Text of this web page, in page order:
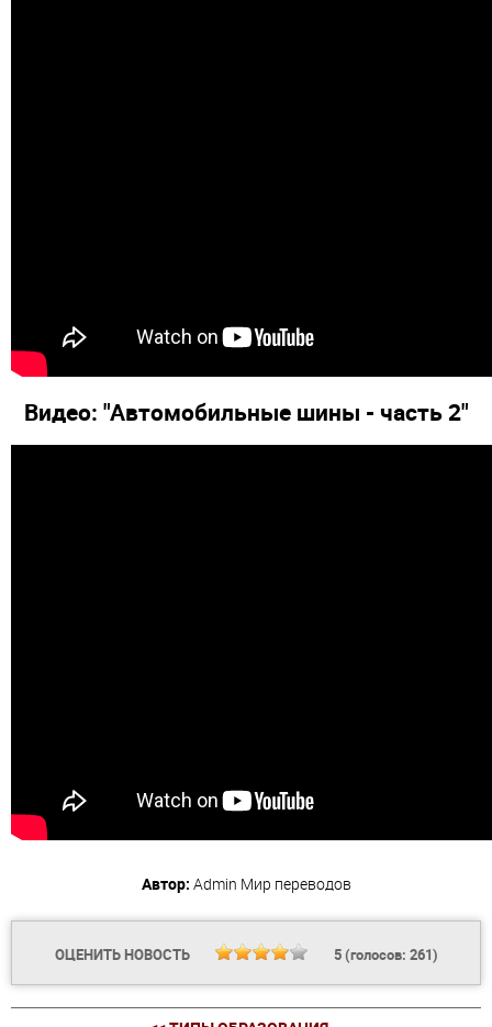
Видео: "Автомобильные шины - часть 2"
Автор: Admin Мир переводов
ОЦЕНИТЬ НОВОСТЬ 5(голосов: 261)